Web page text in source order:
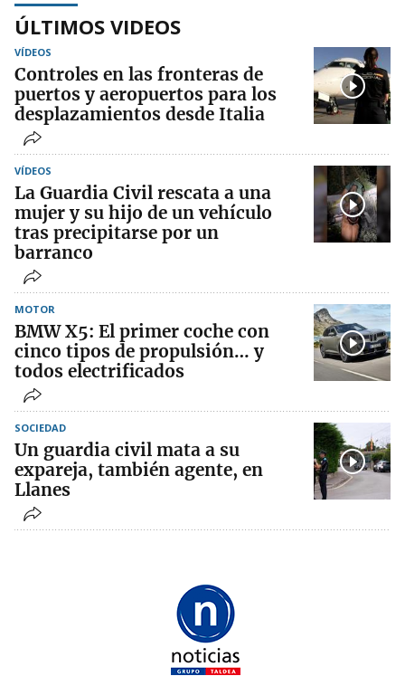
ÚLTIMOS VIDEOS
VÍDEOS
Controles en las fronteras de
puertos y aeropuertos para los
desplazamientos desde Italia
VÍDEOS
La Guardia Civil rescata a una
mujer y su hijo de un vehículo
tras precipitarse por un
barranco
MOTOR
BMW X5: El primer coche con
cinco tipos de propulsión… y
todos electrificados
SOCIEDAD
Un guardia civil mata a su
expareja, también agente, en
Llanes